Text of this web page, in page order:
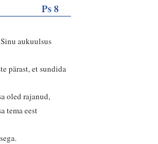
Ps 8
aukuulsus
pärast, et sundida
oled rajanud,
tema eest